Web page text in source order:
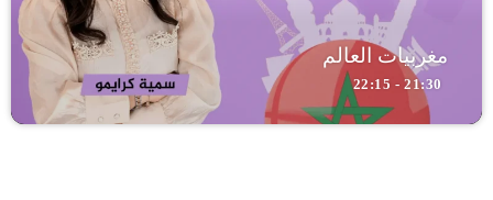
مغربيات العالم
21:30 - 22:15